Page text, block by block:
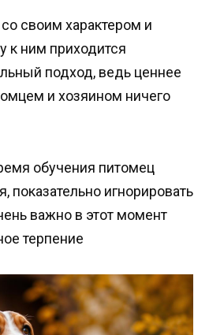
своим характером и
к ним приходится
подход, ведь ценнее
и хозяином ничего
обучения питомец
показательно игнорировать
важно в этот момент
терпение